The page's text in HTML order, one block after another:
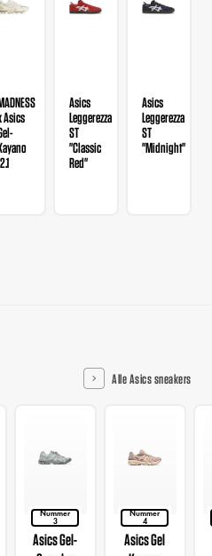
Asics
Asics
Leggerezza
ST
"Classic
Red"
Asics
Leggerezza
ST
"Midnight"
Alle Asics sneakers
Nummer
3
Asics Gel-
Nummer
4
Asics Gel